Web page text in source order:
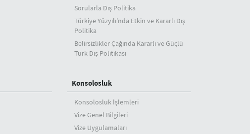
Sorularla Dış Politika
Türkiye Yüzyılı'nda Etkin ve Kararlı Dış
Politika
Belirsizlikler Çağında Kararlı ve Güçlü
Türk Dış Politikası
Konsolosluk
Konsolosluk İşlemleri
Vize Genel Bilgileri
Vize Uygulamaları